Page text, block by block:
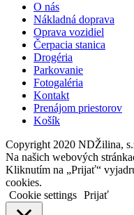
O nás
Nákladná doprava
Oprava vozidiel
Čerpacia stanica
Drogéria
Parkovanie
Fotogaléria
Kontakt
Prenájom priestorov
Košík
Copyright 2020 NDŽilina,
Na našich webových
Kliknutím na „Prijať“
cookies.
Cookie settings Prijať